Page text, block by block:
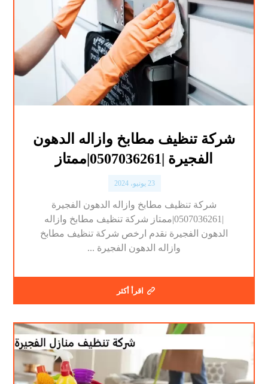
شركة تنظيف مطابخ وازاله الدهون
الفجيرة |0507036261|ممتاز
23 يونيو، 2024
شركة تنظيف مطابخ وازاله الدهون الفجيرة
|0507036261|ممتاز شركة تنظيف مطابخ وازاله
الدهون الفجيرة نقدم ارخص شركة تنظيف مطابخ
وازاله الدهون الفجيرة ...
اقرأ أكثر